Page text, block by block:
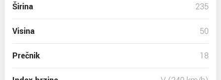
Širina 235
Visina 50
Prečnik 18